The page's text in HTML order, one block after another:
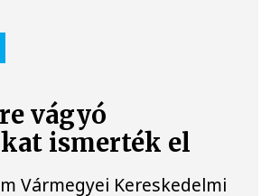
vágyó
ismerték el
Vármegyei Kereskedelmi